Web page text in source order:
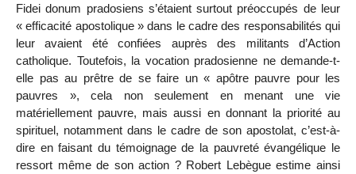
Fidei donum pradosiens s’étaient surtout préoccupés de leur
« efficacité apostolique » dans le cadre des responsabilités qui
leur avaient été confiées auprès des militants d’Action
catholique. Toutefois, la vocation pradosienne ne demande-t-
elle pas au prêtre de se faire un « apôtre pauvre pour les
pauvres », cela non seulement en menant une vie
matériellement pauvre, mais aussi en donnant la priorité au
spirituel, notamment dans le cadre de son apostolat, c’est-à-
dire en faisant du témoignage de la pauvreté évangélique le
ressort même de son action ? Robert Lebègue estime ainsi